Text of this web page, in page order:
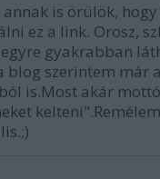
annak is örülök, hogy
ez a link. Orosz,
gyakrabban
blog szerintem már
is.Most akár